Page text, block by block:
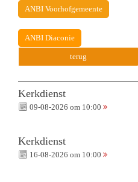
ANBI Voorhofgemeente
ANBI Diaconie
terug
Kerkdienst
09-08-2026 om 10:00
Kerkdienst
16-08-2026 om 10:00